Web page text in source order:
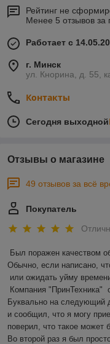
Рейтинг не
Менее 5 отзывов за
Работает с
г. Минск
ул. Кнорина, д. 55,
Контакты
Сегодня выходной
Отзывы о магазине
49 отзывов за всё
Покупатель
Был поражен качеством
Обычно, если написано,
Буквально на следующий
и сообщил, что я могу
поверил, что такое может
Во второй раз я был